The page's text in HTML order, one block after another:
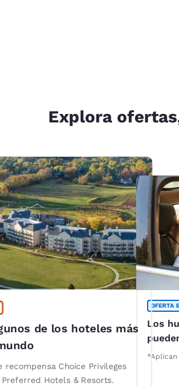
Explora
de los hoteles más
recompensa Choice Privileges
Preferred Hotels & Resorts.
OFERTA
Los
*Aplican